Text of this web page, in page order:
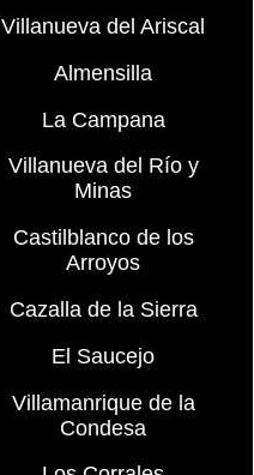
Villanueva del Ariscal
Almensilla
La Campana
Villanueva del Río y
Minas
Castilblanco de los
Arroyos
Cazalla de la Sierra
El Saucejo
Villamanrique de la
Condesa